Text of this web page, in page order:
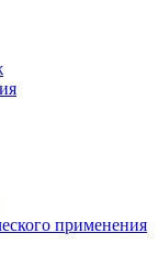
применения